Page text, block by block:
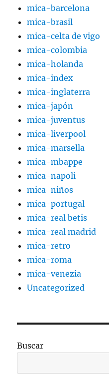
mica-barcelona
mica-brasil
mica-celta de vigo
mica-colombia
mica-holanda
mica-index
mica-inglaterra
mica-japón
mica-juventus
mica-liverpool
mica-marsella
mica-mbappe
mica-napoli
mica-niños
mica-portugal
mica-real betis
mica-real madrid
mica-retro
mica-roma
mica-venezia
Uncategorized
Buscar